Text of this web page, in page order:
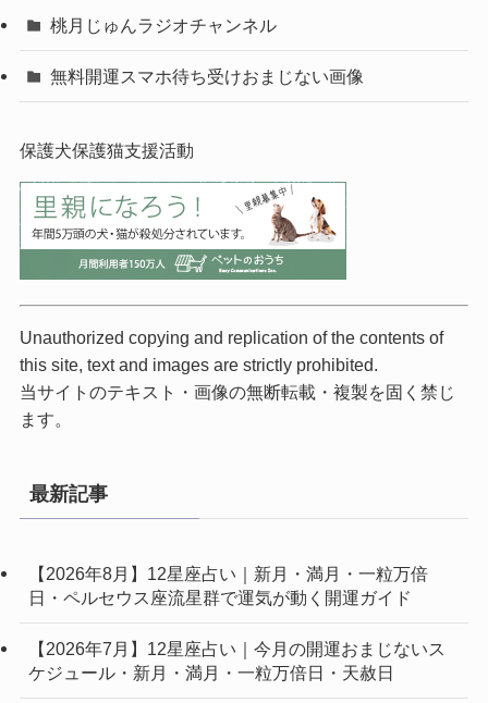
桃月じゅんラジオチャンネル
無料開運スマホ待ち受けおまじない画像
保護犬保護猫支援活動
Unauthorized copying and replication of the contents of
this site, text and images are strictly prohibited.
当サイトのテキスト・画像の無断転載・複製を固く禁じ
ます。
最新記事
【2026年8月】12星座占い｜新月・満月・一粒万倍
日・ペルセウス座流星群で運気が動く開運ガイド
【2026年7月】12星座占い｜今月の開運おまじないス
ケジュール・新月・満月・一粒万倍日・天赦日